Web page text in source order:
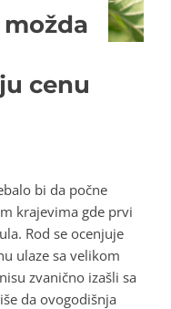
cenu
bi da počne
krajevima gde prvi
Rod se ocenjuje
ulaze sa velikom
zvanično izašli sa
da ovogodišnja